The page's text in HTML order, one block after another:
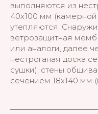
выполняются из
40х100 мм (камерной
утепляются.
ветрозащитная
или аналоги, далее
нестроганая доска
сушки), стены
сечением 18х140 мм